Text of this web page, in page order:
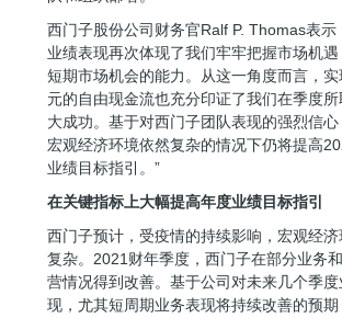
西门子股份公司财务官Ralf P. Thomas表示
业绩表现再次体现了我们牢牢把握市场机遇
短期市场机会的能力。从这一角度而言，
元的自由现金流也充分印证了我们在季度所
大成功。基于对西门子团队表现的强烈信
宏观经济环境依然复杂的情况下仍将提高
业绩目标指引。”
在关键指标上大幅提高年度业绩目标指引
西门子预计，受疫情的持续影响，宏观经济
复杂。2021财年季度，西门子在部分业务
营情况得到改善。基于公司对未来几个季度
现，尤其短周期业务表现将持续改善的预